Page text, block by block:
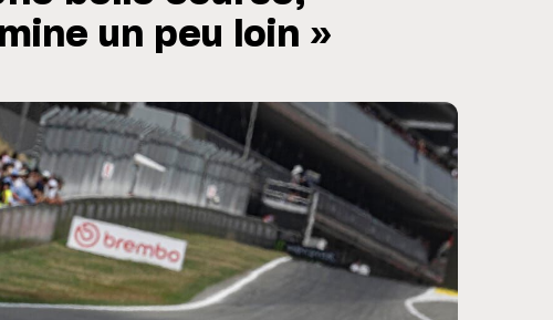
et vise un retour en
MOTOGP/ MOTO GP
Doublé Trackhouse en Sprint
un peu loin »